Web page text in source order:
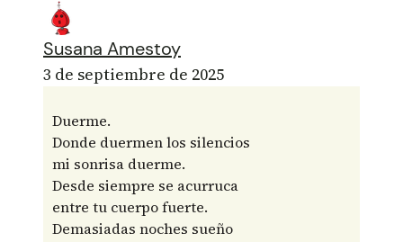
Susana Amestoy
3 de septiembre de 2025
Duerme.
Donde duermen los silencios
mi sonrisa duerme.
Desde siempre se acurruca
entre tu cuerpo fuerte.
Demasiadas noches sueño